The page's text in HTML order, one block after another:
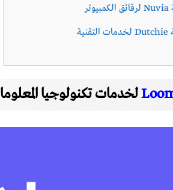
لخدمات تكنولوجيا